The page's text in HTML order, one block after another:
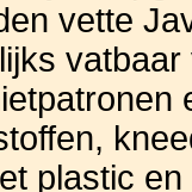
vette
vatbaar
plastic